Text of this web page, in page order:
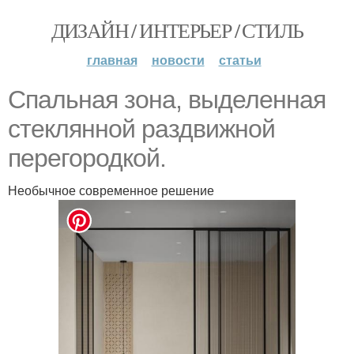
ДИЗАЙН / ИНТЕРЬЕР / СТИЛЬ
главная новости статьи
Спальная зона, выделенная
стеклянной раздвижной
перегородкой.
Необычное современное решение